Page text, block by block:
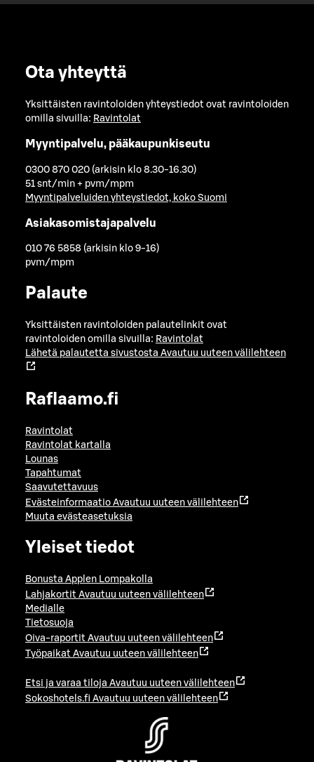
Ota yhteyttä
Yksittäisten ravintoloiden yhteystiedot ovat ravintoloiden
omilla sivuilla: Ravintolat
Myyntipalvelu, pääkaupunkiseutu
0300 870 020 (arkisin klo 8.30-16.30)
51 snt/min + pvm/mpm
Myyntipalveluiden yhteystiedot, koko Suomi
Asiakasomistajapalvelu
010 76 5858 (arkisin klo 9-16)
pvm/mpm
Palaute
Yksittäisten ravintoloiden palautelinkit ovat
ravintoloiden omilla sivuilla: Ravintolat
Lähetä palautetta sivustosta Avautuu uuteen välilehteen
Raflaamo.fi
Ravintolat
Ravintolat kartalla
Lounas
Tapahtumat
Saavutettavuus
Evästeinformaatio Avautuu uuteen välilehteen
Muuta evästeasetuksia
Yleiset tiedot
Bonusta Applen Lompakolla
Lahjakortit Avautuu uuteen välilehteen
Medialle
Tietosuoja
Oiva-raportit Avautuu uuteen välilehteen
Työpaikat Avautuu uuteen välilehteen
Etsi ja varaa tiloja Avautuu uuteen välilehteen
Sokoshotels.fi Avautuu uuteen välilehteen